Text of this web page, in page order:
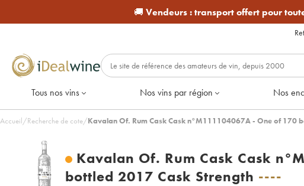
🚚 Vendeurs :transport offert pour
Tous nos vins Nos vins par région Nos
Accueil/Recherche de cote/Kavalan Of. Rum Cask Cask n°M111104067A - One of 170
Kavalan Of. Rum Cask Cask
bottled 2017 Cask Strength ----